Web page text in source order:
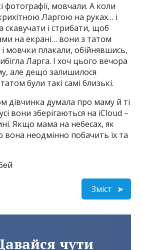
фотографії, мовчали. А коли
Ларгою на руках… і
скавучати і стрибати, щоб
на екрані… вони з татом
мовчки плакали, обійнявшись,
Ларга. І хоч цього вечора
але дещо залишилося
були такі самі близькі.
дівчинка думала про маму й ті
вони зберігаються на iCloud –
Якщо мама на небесах, як
вона неодмінно побачить їх та
Зміст
чути